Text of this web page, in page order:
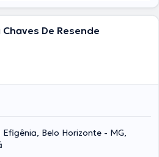
De Resende
Belo Horizonte - MG,